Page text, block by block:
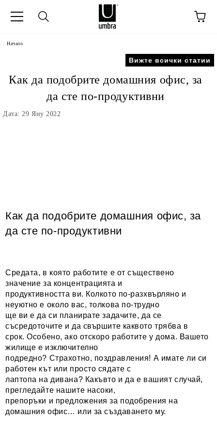
Начало
Вижте всички статии
Как да подобрите домашния офис, за
да сте по-продуктивни
Дата: 29 Яну 2022
Как да подобрите домашния офис, за
да сте по-продуктивни
Средата, в която работите е от съществено
значение за концентрацията и
продуктивността ви. Колкото по-разхвърляно и
неуютно е около вас, толкова по-трудно
ще ви е да си планирате задачите, да се
съсредоточите и да свършите каквото трябва в
срок. Особено, ако отскоро работите у дома. Вашето
жилище е изключително
подредно? Страхотно, поздравления! А имате ли си
работен кът или просто сядате с
лаптопа на дивана? Какъвто и да е вашият случай,
прегледайте нашите насоки,
препоръки и предложения за подобрения на
домашния офис… или за създаването му.